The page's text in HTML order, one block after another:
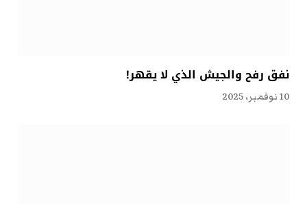
نفق رفح والجيش الذي لا يقهر!
10 نوفمبر، 2025